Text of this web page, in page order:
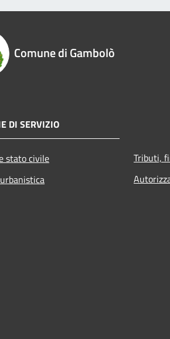
Comune di Gambolò
DI SERVIZIO
stato civile
Tributi,